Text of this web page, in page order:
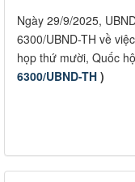
Ngày 29/9/2025,
6300/UBND-TH về
họp thứ mười, Quốc
6300/UBND-TH )